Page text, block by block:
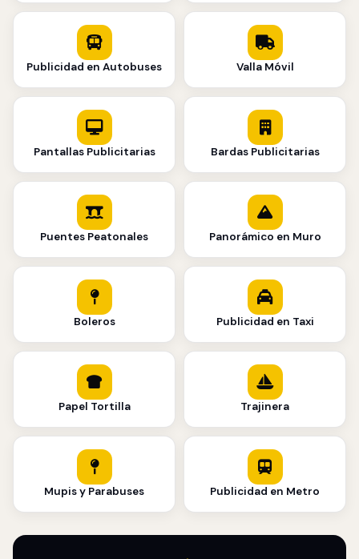
Publicidad en Autobuses Valla Móvil
Pantallas Publicitarias Bardas Publicitarias
Puentes Peatonales Panorámico en Muro
Boleros Publicidad en Taxi
Papel Tortilla Trajinera
Mupis y Parabuses Publicidad en Metro